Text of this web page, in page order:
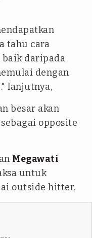
tahu cara
daripada
dengan
lanjutnya,
besar akan
opposite
Megawati
untuk
outside hitter.